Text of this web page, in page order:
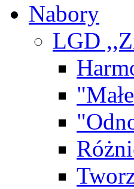
Nabory
LGD